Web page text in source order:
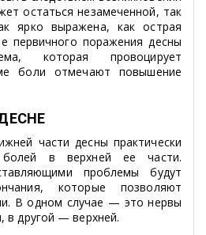
остаться незамеченной, так
ярко выражена, как острая
первичного поражения десны
которая провоцирует
боли отмечают повышение
части десны практически
в верхней ее части.
проблемы будут
которые позволяют
В одном случае — это нервы
в другой — верхней.